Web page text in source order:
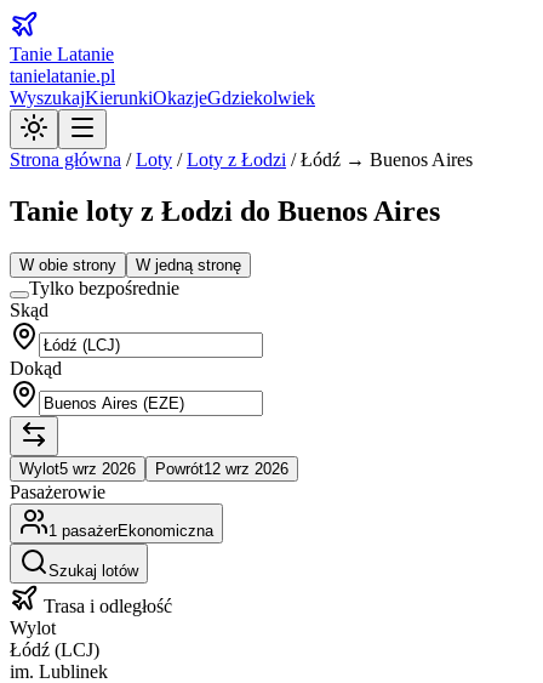
Tanie Latanie
tanielatanie.pl
WyszukajKierunkiOkazjeGdziekolwiek
Strona główna /Loty /Loty z Łodzi /Łódź → Buenos Aires
Tanie loty z Łodzi do Buenos Aires
W obie strony W jedną stronę
Tylko bezpośrednie
Skąd
Dokąd
Wylot5 wrz 2026 Powrót12 wrz 2026
Pasażerowie
1 pasażerEkonomiczna
Szukaj lotów
Trasa i odległość
Wylot
Łódź (LCJ)
im. Lublinek